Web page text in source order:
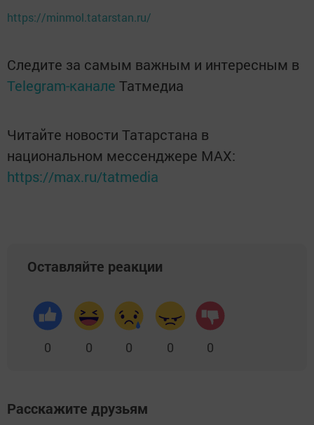
https://minmol.tatarstan.ru/
Следите за самым важным и интересным в
Telegram-канале Татмедиа
Читайте новости Татарстана в
национальном мессенджере MАХ:
https://max.ru/tatmedia
Оставляйте реакции
0 0 0 0 0
Расскажите друзьям